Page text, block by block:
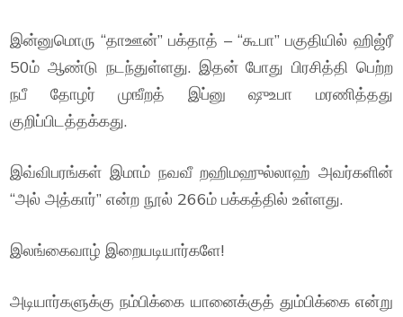
இன்னுமொரு “தாஊன்” பக்தாத் – “கூபா” பகுதியில் ஹிஜ்ரீ
50ம் ஆண்டு நடந்துள்ளது. இதன் போது பிரசித்தி பெற்ற
நபீ தோழர் முஙீறத் இப்னு ஷுஉபா மரணித்தது
குறிப்பிடத்தக்கது.
இவ்விபரங்கள் இமாம் நவவீ றஹிமஹுல்லாஹ் அவர்களின்
“அல் அத்கார்” என்ற நூல் 266ம் பக்கத்தில் உள்ளது.
இலங்கைவாழ் இறையடியார்களே!
அடியார்களுக்கு நம்பிக்கை யானைக்குத் தும்பிக்கை என்று